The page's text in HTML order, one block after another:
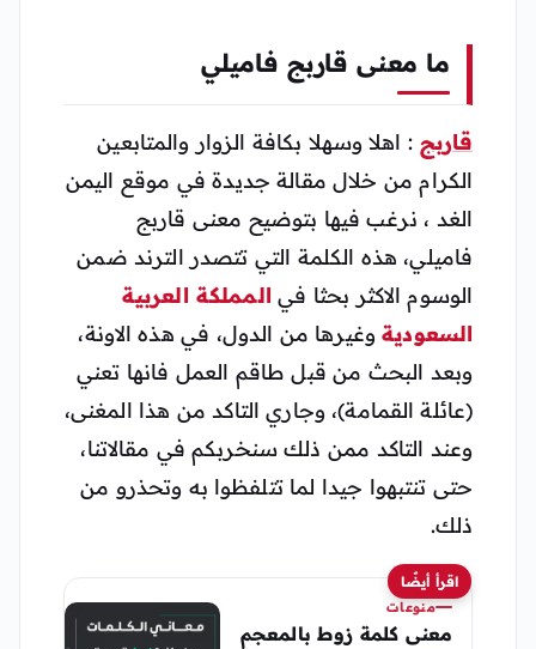
ما معنى قاربج فاميلي
قاربج : اهلا وسهلا بكافة الزوار والمتابعين
الكرام من خلال مقالة جديدة في موقع اليمن
الغد ، نرغب فيها بتوضيح معنى قاربج
فاميلي، هذه الكلمة التي تتصدر الترند ضمن
الوسوم الاكثر بحثا في المملكة العربية
السعوديةوغيرها من الدول، في هذه الاونة،
وبعد البحث من قبل طاقم العمل فانها تعني
(عائلة القمامة)، وجاري التاكد من هذا المغنى،
وعند التاكد ممن ذلك سنخربكم في مقالاتنا،
حتى تنتبهوا جيدا لما تتلفظوا به وتحذرو من
ذلك.
اقرأ أيضًا
منوعات
معنى كلمة زوط بالمعجم